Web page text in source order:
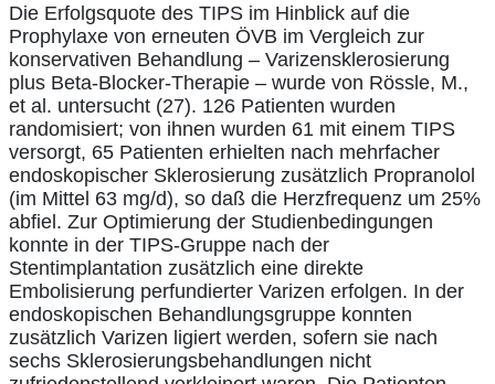
Die Erfolgsquote des TIPS im Hinblick auf die
Prophylaxe von erneuten ÖVB im Vergleich zur
konservativen Behandlung – Varizensklerosierung
plus Beta-Blocker-Therapie – wurde von Rössle, M.,
et al. untersucht (27). 126 Patienten wurden
randomisiert; von ihnen wurden 61 mit einem TIPS
versorgt, 65 Patienten erhielten nach mehrfacher
endoskopischer Sklerosierung zusätzlich Propranolol
(im Mittel 63 mg/d), so daß die Herzfrequenz um 25%
abfiel. Zur Optimierung der Studienbedingungen
konnte in der TIPS-Gruppe nach der
Stentimplantation zusätzlich eine direkte
Embolisierung perfundierter Varizen erfolgen. In der
endoskopischen Behandlungsgruppe konnten
zusätzlich Varizen ligiert werden, sofern sie nach
sechs Sklerosierungsbehandlungen nicht